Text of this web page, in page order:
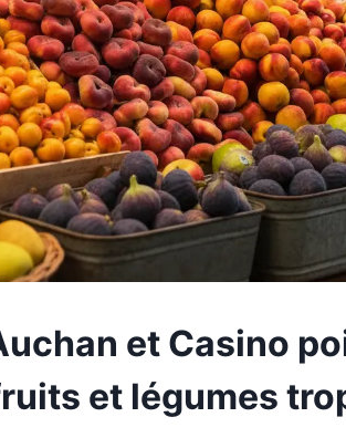
et Casino
et légumes